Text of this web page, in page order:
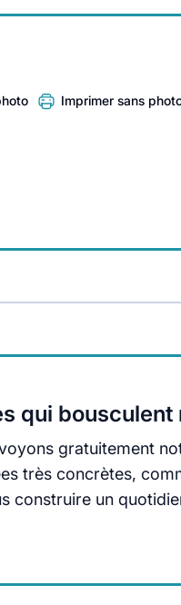
Imprimer sans
qui bousculent
gratuitement
très concrètes,
construire un